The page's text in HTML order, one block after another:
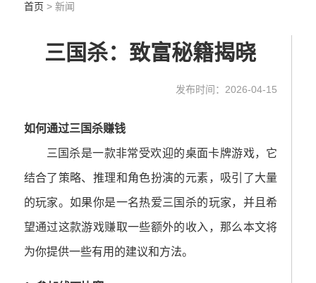
首页 > 新闻
三国杀：致富秘籍揭晓
发布时间：2026-04-15
如何通过三国杀赚钱
三国杀是一款非常受欢迎的桌面卡牌游戏，它
结合了策略、推理和角色扮演的元素，吸引了大量
的玩家。如果你是一名热爱三国杀的玩家，并且希
望通过这款游戏赚取一些额外的收入，那么本文将
为你提供一些有用的建议和方法。